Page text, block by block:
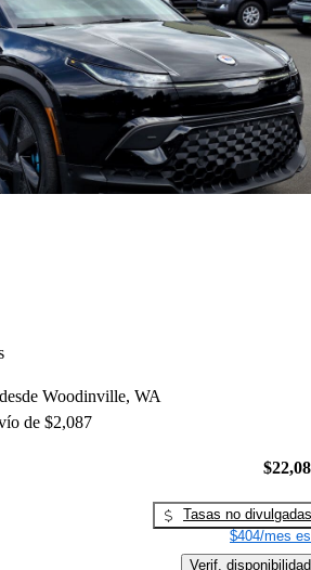
Woodinville, WA
de $2,087
Tasas no divulgadas
$404/mes
Verif. disponibilidad